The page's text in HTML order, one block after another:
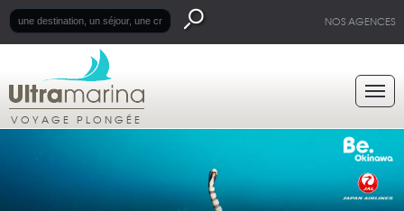
NOS AGENCES
VOYAGE PLONGÉE